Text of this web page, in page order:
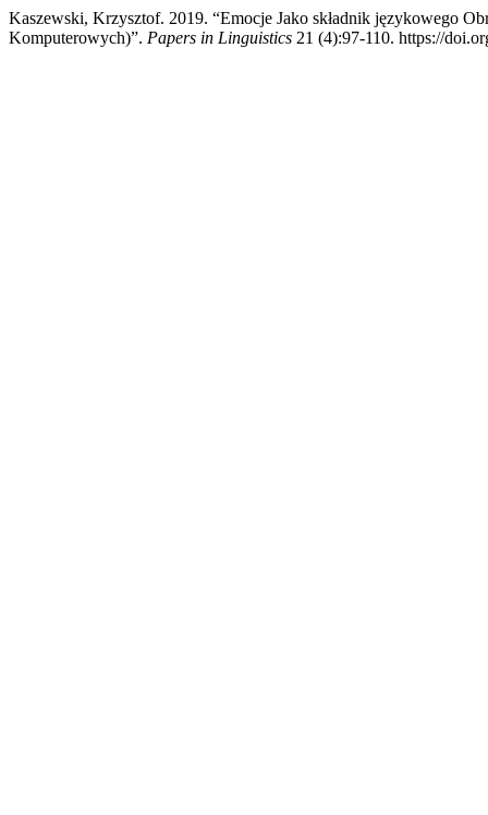
Kaszewski, Krzysztof. 2019. “Emocje Jako składnik językowego
Komputerowych)”. Papers in Linguistics 21 (4):97-110. https://